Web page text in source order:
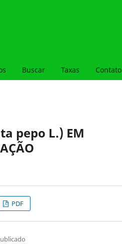
Buscar Taxas Contato
pepo L.) EM
PDF